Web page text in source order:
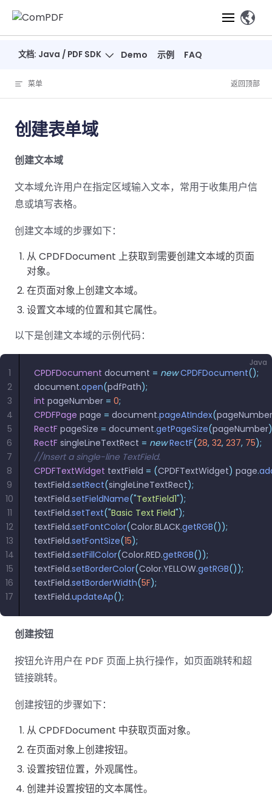
Skip to content
产品
ComPDF
SDK
验
Web
SDK
服务器端
SDK
SDK
C++
SDK
PHP
SDK
Python
SDK
Windows
Mac SDK
移动端
Android
SDK
Flutter
SDK
iOS SDK
React
Native
SDK
ComPDF
Open
部署
ComPDF
智能全
抽取
免费试用: 立即获取您的 30 天免费试用许可证。
必备功能
PDF
查看
器
注
文档
编辑
内容
编辑
签名
高级功能
成
图层
PDF/A,
PDF/X,
PDF/E,
PDF/UA
换
PDF
析
AI
完整功能清单
解决方案
概览
智能全文解
智能文档抽
取
DocSlight
解决
空
造
融
刷
中小企业支
持:
为初创公司和团队提供可负担且合理的价
格。
在线工具
开发者
SDK 指南
Web
Web 指
南
服务器端
Java
指南
.NET 指
南
C 指南
C++ 指
南
PHP 指
南
指南
Node.js
指南
Ruby 指
南
Go 指南
Windows
指南
移动端
Android
指南
Flutter 指
南
iOS 指南
React
Native 指
南
Cloud 指
AI 指南
定价
联系销售
登录
文档: Java / PDF SDK Demo 示例 FAQ
、
菜单 返回顶部
创建表单域
创建文本域
文本域允许用户在指定区域输入文本，常用于收集用户信
息或填写表格。
创建文本域的步骤如下：
从 CPDFDocument 上获取到需要创建文本域的页面
对象。
在页面对象上创建文本域。
设置文本域的位置和其它属性。
以下是创建文本域的示例代码：
Java
CPDFDocument document = new CPDFDocument();
document.open(pdfPath);
int pageNumber = 0;
CPDFPage page = document.pageAtIndex(pageNumber
RectF pageSize = document.getPageSize(pageNumber
RectF singleLineTextRect = new RectF(28, 32, 237, 75);
//Insert a single-line TextField.
CPDFTextWidget textField = (CPDFTextWidget) page.
textField.setRect(singleLineTextRect);
textField.setFieldName("TextField1");
textField.setText("Basic Text Field");
textField.setFontColor(Color.BLACK.getRGB());
textField.setFontSize(15);
textField.setFillColor(Color.RED.getRGB());
textField.setBorderColor(Color.YELLOW.getRGB());
textField.setBorderWidth(5F);
textField.updateAp();
1
2
3
4
5
6
7
8
9
10
11
12
13
14
15
16
17
创建按钮
按钮允许用户在 PDF 页面上执行操作，如页面跳转和超
链接跳转。
创建按钮的步骤如下：
从 CPDFDocument 中获取页面对象。
在页面对象上创建按钮。
设置按钮位置，外观属性。
创建并设置按钮的文本属性。